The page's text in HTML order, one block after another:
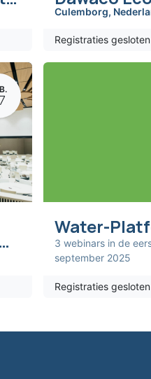
Culemborg,
Registraties gesloten
Kennisdag Grondwater 2025
3 webinars in de
september 2025
Registraties gesloten